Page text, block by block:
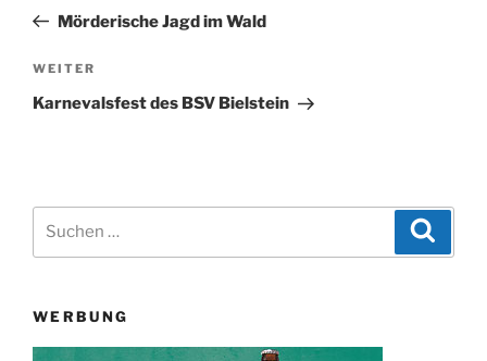
Beitrag
Mörderische Jagd im Wald
Nächster
Beitrag
WEITER
Karnevalsfest des BSV Bielstein
WERBUNG